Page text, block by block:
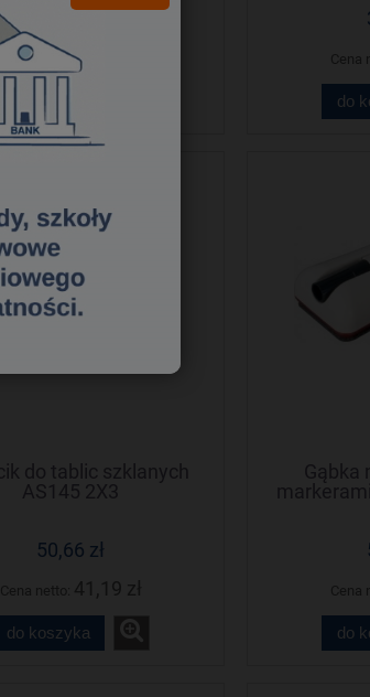
19,14 zł
Cena netto:15,56 zł
do
do tablic szklanych
AS145 2X3
50,66 zł
do koszyka
Gąbka
do